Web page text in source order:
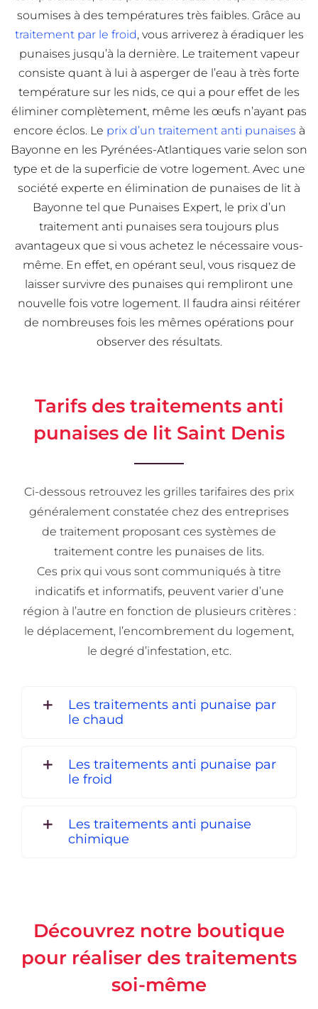
soumises à des températures très faibles. Grâce au
traitement par le froid, vous arriverez à éradiquer les
punaises jusqu’à la dernière. Le traitement vapeur
consiste quant à lui à asperger de l’eau à très forte
température sur les nids, ce qui a pour effet de les
éliminer complètement, même les œufs n’ayant pas
encore éclos. Le prix d’un traitement anti punaises à
Bayonne en les Pyrénées-Atlantiques varie selon son
type et de la superficie de votre logement. Avec une
société experte en élimination de punaises de lit à
Bayonne tel que Punaises Expert, le prix d’un
traitement anti punaises sera toujours plus
avantageux que si vous achetez le nécessaire vous-
même. En effet, en opérant seul, vous risquez de
laisser survivre des punaises qui rempliront une
nouvelle fois votre logement. Il faudra ainsi réitérer
de nombreuses fois les mêmes opérations pour
observer des résultats.
Tarifs des traitements anti
punaises de lit Saint Denis
Ci-dessous retrouvez les grilles tarifaires des prix
généralement constatée chez des entreprises
de traitement proposant ces systèmes de
traitement contre les punaises de lits.
Ces prix qui vous sont communiqués à titre
indicatifs et informatifs, peuvent varier d’une
région à l’autre en fonction de plusieurs critères :
le déplacement, l’encombrement du logement,
le degré d’infestation, etc.
Les traitements anti punaise par
le chaud
Les traitements anti punaise par
le froid
Les traitements anti punaise
chimique
Découvrez notre boutique
pour réaliser des traitements
soi-même